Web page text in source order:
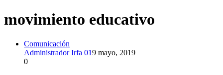
movimiento educativo
Comunicación
Administrador Irfa 019 mayo, 2019
0